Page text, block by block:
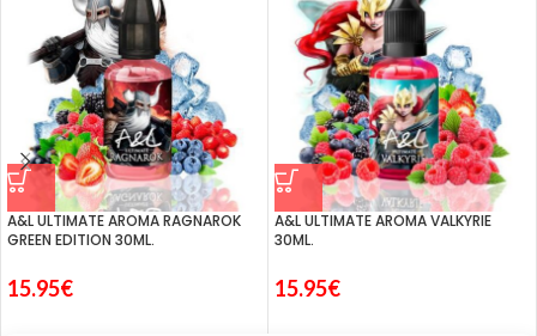
A&L ULTIMATE AROMA RAGNAROK
GREEN EDITION 30ML.
15.95€
A&L ULTIMATE AROMA VALKYRIE
30ML.
15.95€